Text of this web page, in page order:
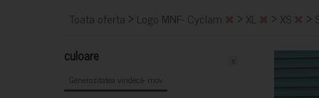
Toata oferta > Logo MNF- Cyclam > XL > XS >
culoare
Generozitatea vindecă- mov